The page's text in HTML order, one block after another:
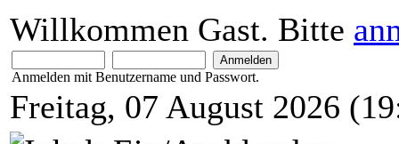
Willkommen Gast. Bitte
Anmelden mit Benutzername und Passwort.
Freitag, 07 August 2026